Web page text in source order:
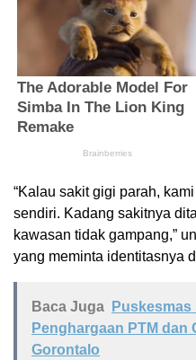
“Kalau sakit gigi parah,
sendiri. Kadang sakitnya
kawasan tidak gampang,”
yang meminta identitasnya
Baca Juga
Penghargaan PTM
Gorontalo